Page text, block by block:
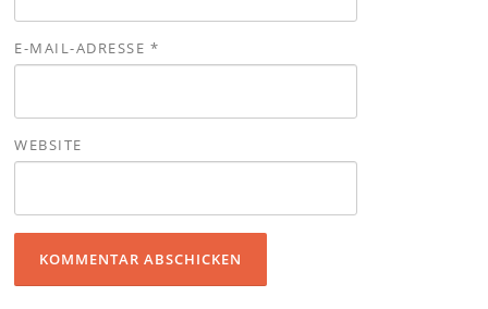
E-MAIL-ADRESSE *
WEBSITE